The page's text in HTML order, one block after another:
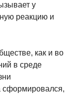
у
реакцию и
как и во
в среде
сформировался,